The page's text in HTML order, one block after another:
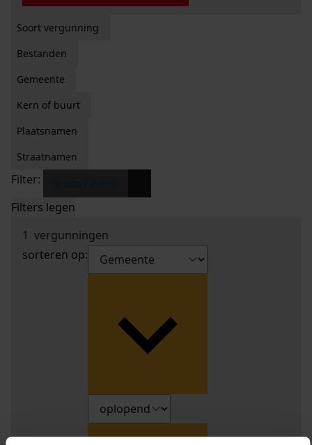
Soort vergunning
Bestanden
Gemeente
Kern of buurt
Plaatsnamen
Straatnamen
Filter:
Filters legen
1 vergunningen
sorteren op: